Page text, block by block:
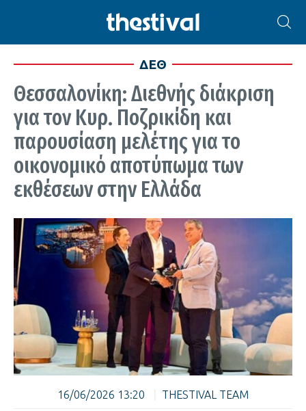
ΔΕΘ
Θεσσαλονίκη: Διεθνής διάκριση
για τον Κυρ. Ποζρικίδη και
παρουσίαση μελέτης για το
οικονομικό αποτύπωμα των
εκθέσεων στην Ελλάδα
16/06/2026 13:20 THESTIVAL TEAM